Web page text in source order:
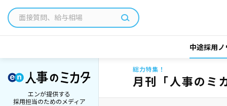
中途採用ノ
エンが提供する
採用担当のためのメディア
総力特集！
月刊「人事のミ